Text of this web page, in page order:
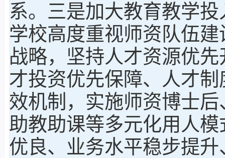
系。三是加大教育教学
学校高度重视师资队伍
战略，坚持人才资源优
才投资优先保障、人才
效机制，实施师资博士
助教助课等多元化用人
优良、业务水平稳步提